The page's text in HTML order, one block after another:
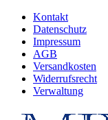
Kontakt
Datenschutz
Impressum
AGB
Versandkosten
Widerrufsrecht
Verwaltung